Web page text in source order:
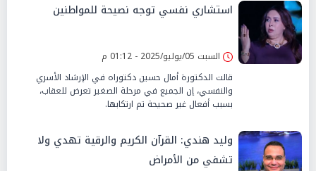
استشاري نفسي توجه نصيحة للمواطنين
السبت 05/يوليو/2025 - 01:12 م
قالت الدكتورة أمال حسين دكتوراه في الإرشاد الأسري
والنفسي، إن الجميع في مرحلة الصغير تعرض للعقاب،
بسبب أفعال غير صحيحة تم ارتكابها.
وليد هندي: القرآن الكريم والرقية تهدي ولا
تشفي من الأمراض